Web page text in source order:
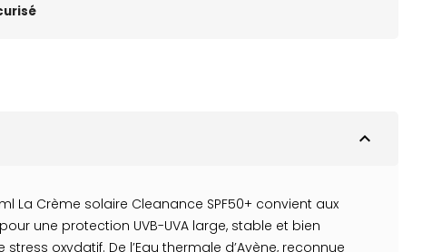
expand_less
La Crème solaire Cleanance SPF50+ convient aux
une protection UVB-UVA large, stable et bien
oxydatif. De l’Eau thermale d’Avène, reconnue